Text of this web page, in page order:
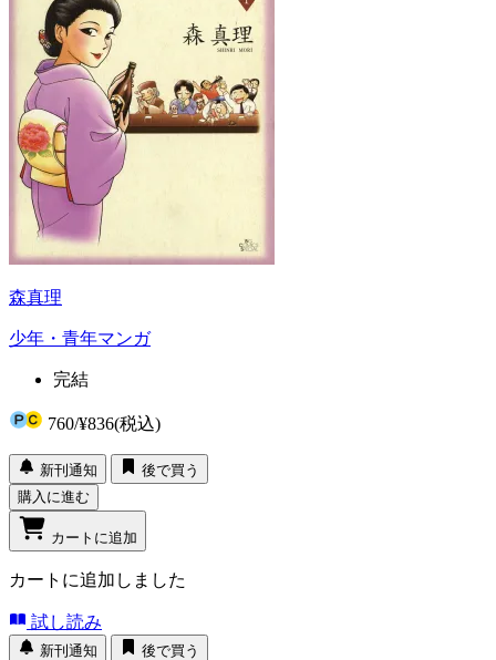
森真理
少年・青年マンガ
完結
760/¥836(税込)
新刊通知
後で買う
購入に進む
カートに追加
カートに追加しました
試し読み
新刊通知 後で買う